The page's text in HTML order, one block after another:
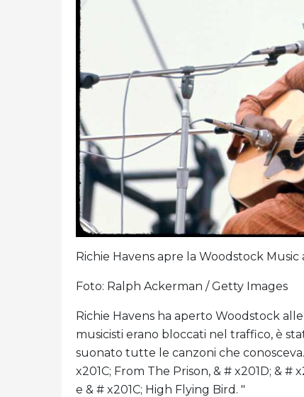
Richie Havens apre la Woodstock Music
Foto: Ralph Ackerman / Getty Images
Richie Havens ha aperto Woodstock
musicisti erano bloccati nel traffico, è
suonato tutte le canzoni che
x201C; From The Prison, & # x201D; & #
e & # x201C; High Flying Bird. "